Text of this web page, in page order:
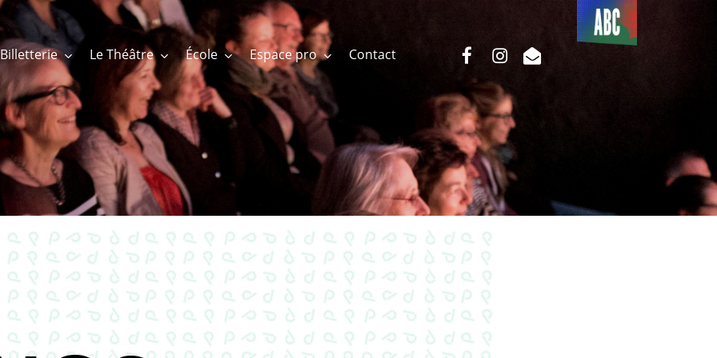
Billetterie Le Théâtre École Espace pro Contact
Du côté
de l’ABC
facebookinstagram
email